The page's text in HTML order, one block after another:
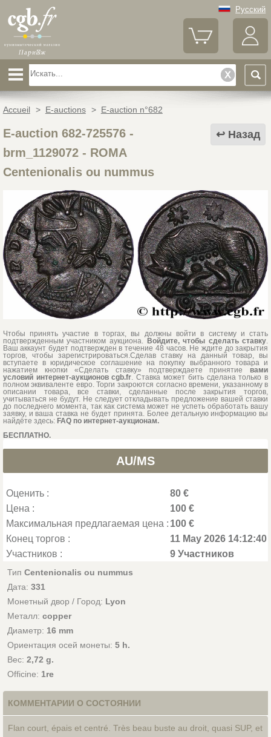
Русский
Accueil > E-auctions > E-auction n°682
Назад
E-auction 682-725576 -
brm_1129072- ROMA
Centenionalis ou nummus
Чтобы принять участие в торгах, вы должны войти в систему и стать
подтвержденным участником аукциона. Войдите, чтобы сделать ставку.
Ваш аккаунт будет подтвержден в течение 48 часов. Не ждите до закрытия
торгов, чтобы зарегистрироваться.Сделав ставку на данный товар, вы
вступаете в юридическое соглашение на покупку выбранного товара и
нажатием кнопки «Сделать ставку» подтверждаете принятие
вами
условий интернет-аукционов cgb.fr. Ставка может бить сделана только в
полном эквиваленте евро. Торги закроются согласно времени, указанному в
описании товара, все ставки, сделанные после закрытия торгов,
учитываться не будут. Не следует откладывать предложение вашей ставки
до последнего момента, так как система может не успеть обработать вашу
заявку, и ваша ставка не будет принята. Более детальную информацию вы
найдёте здесь: FAQ по интернет-аукционам.
БЕСПЛАТНО.
AU/MS
Оценить :
80 €
Цена :
100 €
Максимальная предлагаемая цена : 100 €
Конец торгов :
11 May 2026 14:12:40
Участников :
9 Участников
Тип Centenionalis ou nummus
Дата: 331
Монетный двор / Город: Lyon
Металл: copper
Диаметр: 16 mm
Ориентация осей монеты: 5 h.
Вес: 2,72 g.
Officine: 1re
КОММЕНТАРИИ О СОСТОЯНИИ
Flan court, épais et centré. Très beau buste au droit, quasi SUP, et